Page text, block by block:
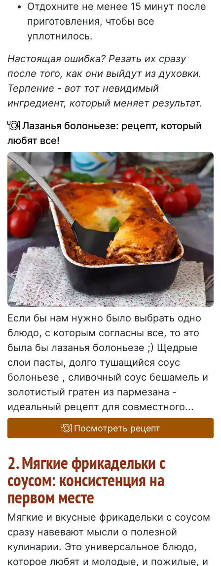
Отдохните не менее 15 минут после
приготовления, чтобы все
уплотнилось.
Настоящая ошибка? Резать их сразу
после того, как они выйдут из духовки.
Терпение - вот тот невидимый
ингредиент, который меняет результат.
Лазанья болоньезе: рецепт, который
любят все!
Если бы нам нужно было выбрать одно
блюдо, с которым согласны все, то это
была бы лазанья болоньезе ;) Щедрые
слои пасты, долго тушащийся соус
болоньезе , сливочный соус бешамель и
золотистый гратен из пармезана -
идеальный рецепт для совместного...
Посмотреть рецепт
2. Мягкие фрикадельки с
соусом: консистенция на
первом месте
Мягкие и вкусные фрикадельки с соусом
сразу навевают мысли о полезной
кулинарии. Это универсальное блюдо,
которое любят и молодые, и пожилые, и